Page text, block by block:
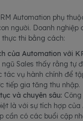
Automation phụ
người. Doanh nghiệp
thi bằng cách:
của Automation với
ngũ Sales thấy rằng tự
tác vụ hành chính để
tiếp gia tăng thu nhập.
và chuyên sâu:
là với sự tích hợp của
cần có các buổi cập